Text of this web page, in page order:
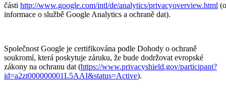
části http://www.google.com/intl/de/analytics/privacyoverview.html
informace o službě Google Analytics a ochraně dat).
Společnost Google je certifikována podle Dohody o ochraně
soukromí, která poskytuje záruku, že bude dodržovat evropské
zákony na ochranu dat (https://www.privacyshield.gov/participant?
id=a2zt000000001L5AAI&status=Active).